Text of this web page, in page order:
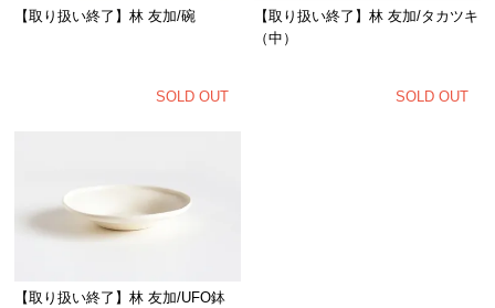
【取り扱い終了】林 友加/碗
SOLD OUT
【取り扱い終了】林 友加/タカツキ
（中）
SOLD OUT
【取り扱い終了】林 友加/UFO鉢